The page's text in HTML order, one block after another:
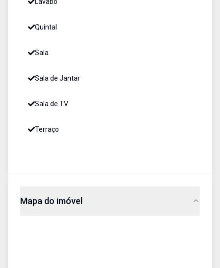
Quintal
Sala
Sala de Jantar
Sala de TV
Terraço
Mapa do imóvel